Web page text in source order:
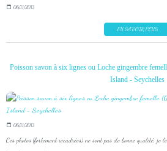
06/11/2013
EN SAVOIR PLUS
Poisson savon à six lignes ou Loche gingembre
Island - Seychelles
06/11/2013
Ces photos (fortement recadrées) ne sont pas de bonne qualité, je